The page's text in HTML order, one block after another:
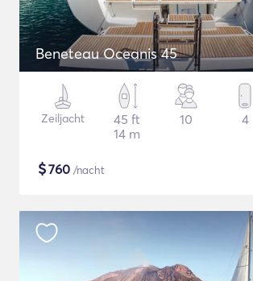
Beneteau Oceanis 45
Zeiljacht
45 ft
14 m
10 4
$760 /nacht